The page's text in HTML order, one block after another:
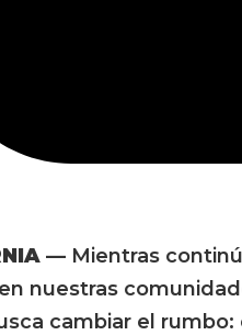
— Mientras
nuestras
cambiar el